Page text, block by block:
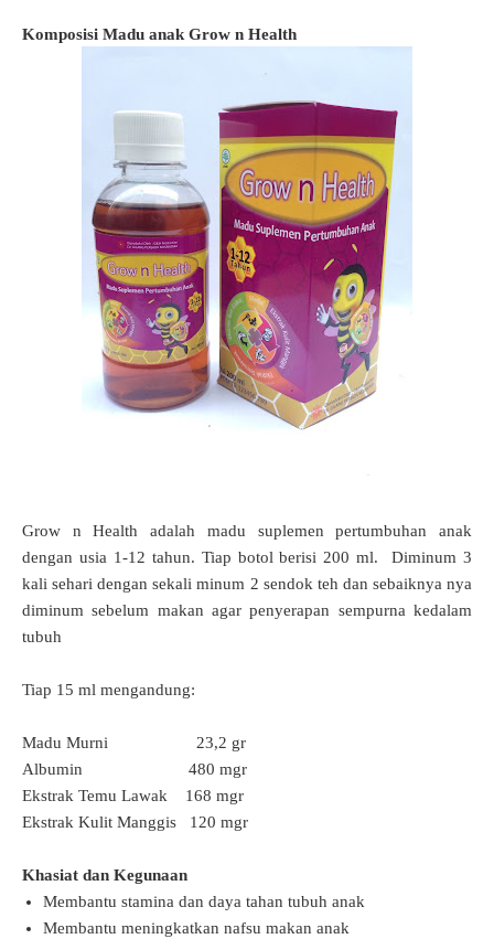
Komposisi Madu anak Grow n Health
Grow n Health adalah madu suplemen pertumbuhan anak
dengan usia 1-12 tahun. Tiap botol berisi 200 ml. Diminum 3
kali sehari dengan sekali minum 2 sendok teh dan sebaiknya nya
diminum sebelum makan agar penyerapan sempurna kedalam
tubuh
Tiap 15 ml mengandung:
Madu Murni 23,2 gr
Albumin 480 mgr
Ekstrak Temu Lawak 168 mgr
Ekstrak Kulit Manggis 120 mgr
Khasiat dan Kegunaan
Membantu stamina dan daya tahan tubuh anak
Membantu meningkatkan nafsu makan anak